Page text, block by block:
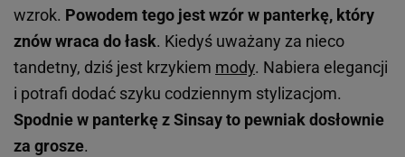
wzrok. Powodem tego jest wzór w panterkę, który
znów wraca do łask. Kiedyś uważany za nieco
tandetny, dziś jest krzykiem mody. Nabiera elegancji
i potrafi dodać szyku codziennym stylizacjom.
Spodnie w panterkę z Sinsay to pewniak dosłownie
za grosze.